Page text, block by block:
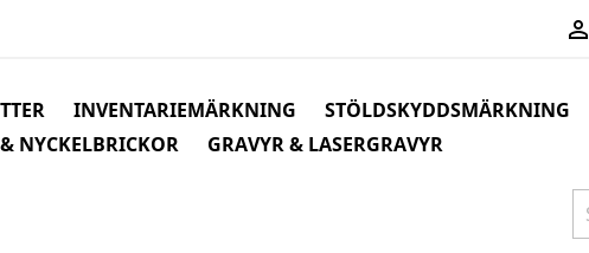

INVENTARIEMÄRKNING
STÖLDSKYDDSMÄRKNING
NYCKELBRICKOR
GRAVYR & LASERGRAVYR